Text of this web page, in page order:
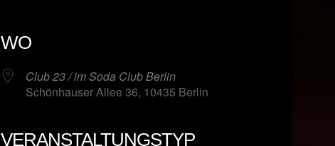
WO
Club 23 / im Soda Club Berlin
Schönhauser Allee 36, 10435 Berlin
VERANSTALTUNGSTYP